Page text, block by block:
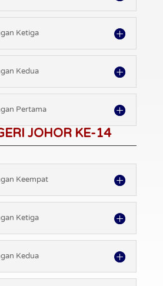
Ketiga
Kedua
Pertama
JOHOR KE-14
Keempat
Ketiga
Kedua